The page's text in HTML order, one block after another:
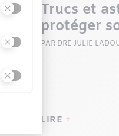
Trucs et
protéger
PAR DRE JULIE
LIRE